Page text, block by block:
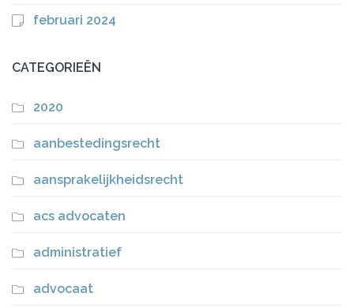
februari 2024
CATEGORIEËN
2020
aanbestedingsrecht
aansprakelijkheidsrecht
acs advocaten
administratief
advocaat